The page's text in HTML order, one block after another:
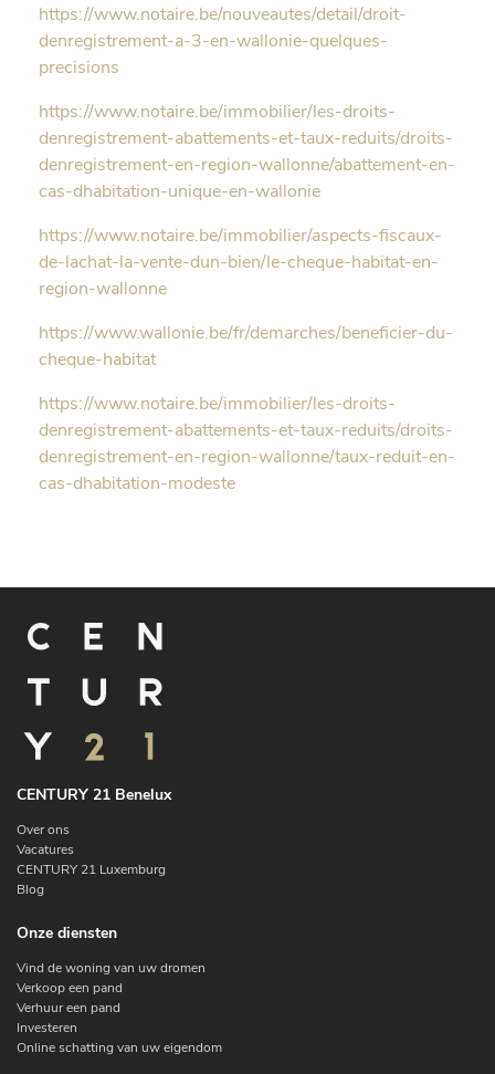
https://www.notaire.be/nouveautes/detail/droit-
denregistrement-a-3-en-wallonie-quelques-
precisions
https://www.notaire.be/immobilier/les-droits-
denregistrement-abattements-et-taux-reduits/droits-
denregistrement-en-region-wallonne/abattement-en-
cas-dhabitation-unique-en-wallonie
https://www.notaire.be/immobilier/aspects-fiscaux-
de-lachat-la-vente-dun-bien/le-cheque-habitat-en-
region-wallonne
https://www.wallonie.be/fr/demarches/beneficier-du-
cheque-habitat
https://www.notaire.be/immobilier/les-droits-
denregistrement-abattements-et-taux-reduits/droits-
denregistrement-en-region-wallonne/taux-reduit-en-
cas-dhabitation-modeste
CENTURY 21 Benelux
Over ons
Vacatures
CENTURY 21 Luxemburg
Blog
Onze diensten
Vind de woning van uw dromen
Verkoop een pand
Verhuur een pand
Investeren
Online schatting van uw eigendom